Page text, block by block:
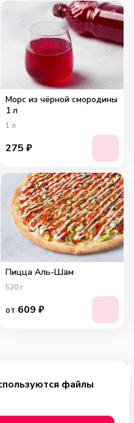
за 699₽
Морс из чёрной смородины
1 л
1 л
275 ₽
Пицца Аль-Шам
520 г
от 609 ₽
файлы